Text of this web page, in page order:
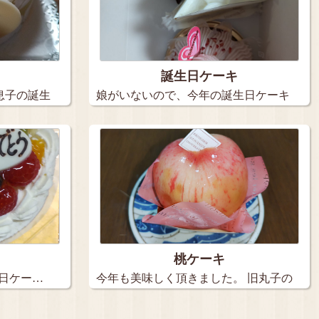
子の誕生
誕生日ケーキ
娘がいないので、今年の誕生日ケーキ
ケー…
桃ケーキ
今年も美味しく頂きました。 旧丸子の